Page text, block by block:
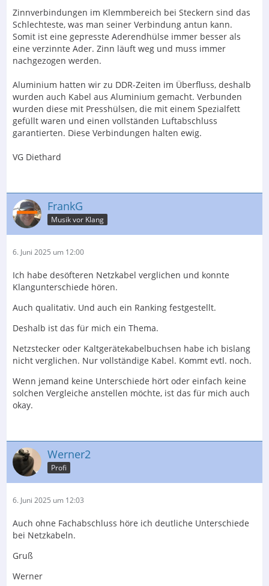
Zinnverbindungen im Klemmbereich bei Steckern sind das
Schlechteste, was man seiner Verbindung antun kann.
Somit ist eine gepresste Aderendhülse immer besser als
eine verzinnte Ader. Zinn läuft weg und muss immer
nachgezogen werden.
Aluminium hatten wir zu DDR-Zeiten im Überfluss, deshalb
wurden auch Kabel aus Aluminium gemacht. Verbunden
wurden diese mit Presshülsen, die mit einem Spezialfett
gefüllt waren und einen vollständen Luftabschluss
garantierten. Diese Verbindungen halten ewig.
VG Diethard
FrankG
Musik vor Klang
6. Juni 2025 um 12:00
Ich habe desöfteren Netzkabel verglichen und konnte
Klangunterschiede hören.
Auch qualitativ. Und auch ein Ranking festgestellt.
Deshalb ist das für mich ein Thema.
Netzstecker oder Kaltgerätekabelbuchsen habe ich bislang
nicht verglichen. Nur vollständige Kabel. Kommt evtl. noch.
Wenn jemand keine Unterschiede hört oder einfach keine
solchen Vergleiche anstellen möchte, ist das für mich auch
okay.
Werner2
Profi
6. Juni 2025 um 12:03
Auch ohne Fachabschluss höre ich deutliche Unterschiede
bei Netzkabeln.
Gruß
Werner